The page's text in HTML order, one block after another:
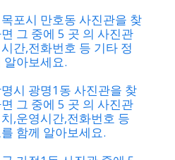
포시 만호동 사진관을 찾
그 중에 5 곳 의 사진관
간,전화번호 등 기타 정
알아보세요.
시 광명1동 사진관을 찾
그 중에 5 곳 의 사진관
,운영시간,전화번호 등
함께 알아보세요.